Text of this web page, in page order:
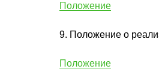
Положение
9. Положение о
Положение